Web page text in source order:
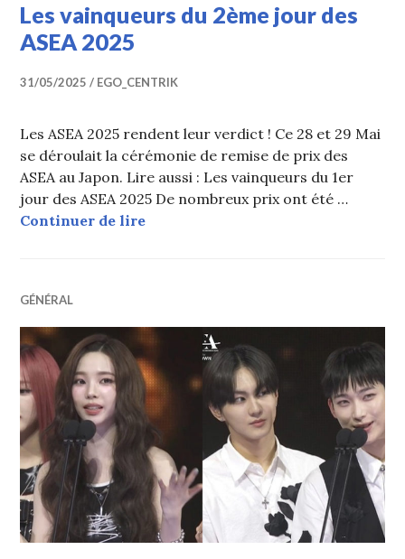
Les vainqueurs du 2ème jour des
ASEA 2025
31/05/2025 EGO_CENTRIK
Les ASEA 2025 rendent leur verdict ! Ce 28 et 29 Mai
se déroulait la cérémonie de remise de prix des
ASEA au Japon. Lire aussi : Les vainqueurs du 1er
jour des ASEA 2025 De nombreux prix ont été …
Continuer de lireLes vainqueurs du 2ème jour des
GÉNÉRAL